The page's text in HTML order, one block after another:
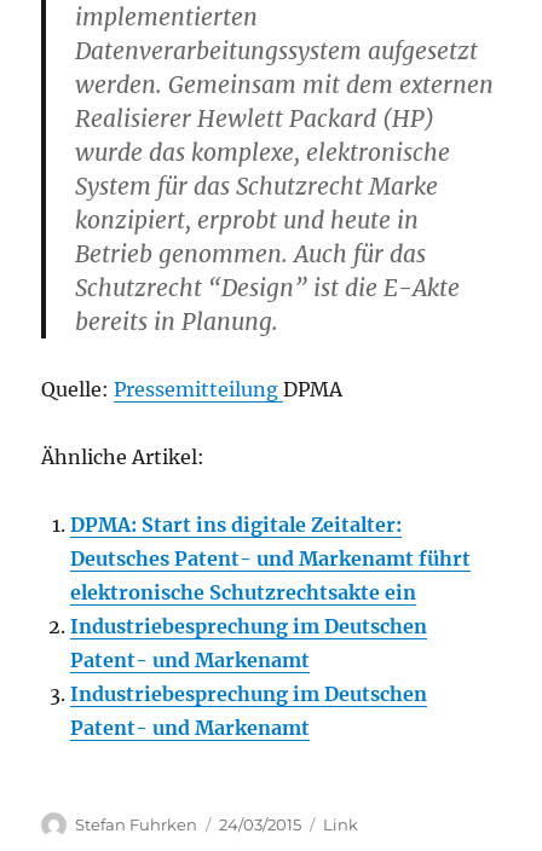
implementierten
Datenverarbeitungssystem aufgesetzt
werden. Gemeinsam mit dem externen
Realisierer Hewlett Packard (HP)
wurde das komplexe, elektronische
System für das Schutzrecht Marke
konzipiert, erprobt und heute in
Betrieb genommen. Auch für das
Schutzrecht “Design” ist die E-Akte
bereits in Planung.
Quelle:PressemitteilungDPMA
Ähnliche Artikel:
DPMA: Start ins digitale Zeitalter:
Deutsches Patent- und Markenamt führt
elektronische Schutzrechtsakte ein
Industriebesprechung im Deutschen
Patent- und Markenamt
Industriebesprechung im Deutschen
Patent- und Markenamt
Author
Stefan Fuhrken
Posted
24/03/2015 Categories
Link